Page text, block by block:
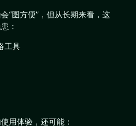
“图方便”，但从长期来看，这
：
工具
用体验，还可能：